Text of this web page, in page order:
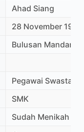
Ahad Siang
28 November 1968
Bulusan Mandan
Pegawai Swasta
SMK
Sudah Menikah